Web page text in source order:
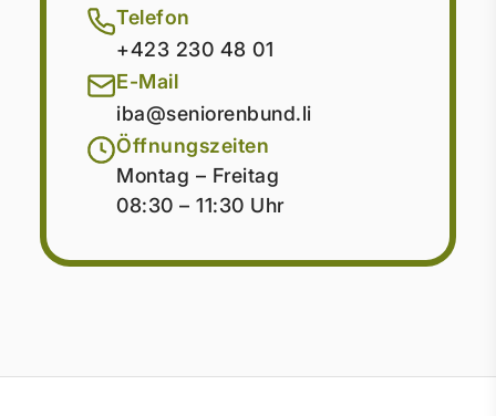
Telefon
+423 230 48 01
E-Mail
iba@seniorenbund.li
Öffnungszeiten
Montag – Freitag
08:30 – 11:30 Uhr